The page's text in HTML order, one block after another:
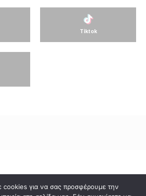
Tiktok
cookies για να σας προσφέρουμε την